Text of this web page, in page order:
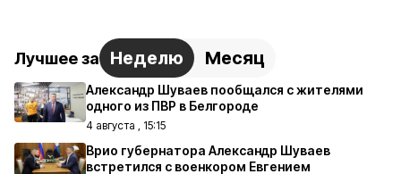
Лучшее за Неделю Месяц
Александр Шуваев пообщался с жителями
одного из ПВР в Белгороде
4 августа , 15:15
Врио губернатора Александр Шуваев
встретился с военкором Евгением